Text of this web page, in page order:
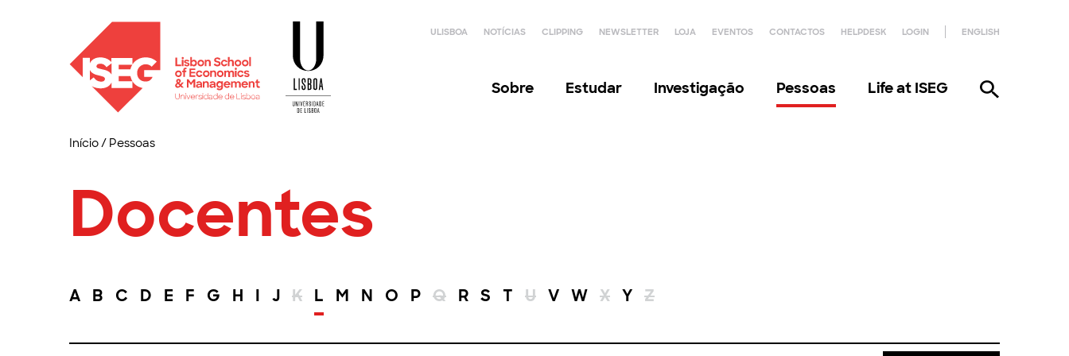
ULISBOA NOTÍCIAS CLIPPING NEWSLETTER LOJA EVENTOS CONTACTOS HELPDESK LOGIN ENGLISH
Sobre Estudar Investigação Pessoas Life at ISEG
Início/ Pessoas
Docentes
A B C D E F G H I J K L M N O P Q R S T U V W X Y Z